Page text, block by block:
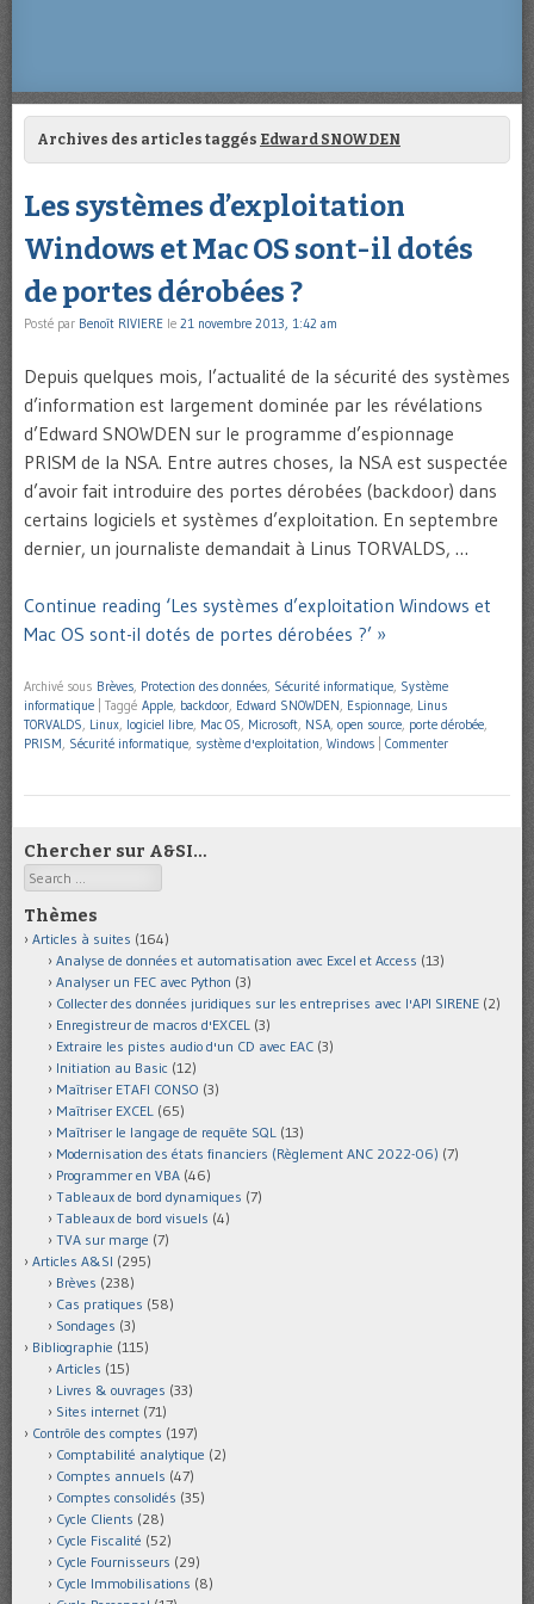
Archives des articles taggés Edward SNOWDEN
Les systèmes d’exploitation
Windows et Mac OS sont-il dotés
de portes dérobées ?
Posté par Benoît RIVIERE le 21 novembre 2013, 1:42 am
Depuis quelques mois, l’actualité de la sécurité des systèmes
d’information est largement dominée par les révélations
d’Edward SNOWDEN sur le programme d’espionnage
PRISM de la NSA. Entre autres choses, la NSA est suspectée
d’avoir fait introduire des portes dérobées (backdoor) dans
certains logiciels et systèmes d’exploitation. En septembre
dernier, un journaliste demandait à Linus TORVALDS, …
Continue reading ‘Les systèmes d’exploitation Windows et
Mac OS sont-il dotés de portes dérobées ?’ »
Archivé sous Brèves, Protection des données, Sécurité informatique, Système
informatique
Taggé Apple, backdoor, Edward SNOWDEN, Espionnage, Linus
TORVALDS, Linux, logiciel libre, Mac OS, Microsoft, NSA, open source, porte dérobée,
PRISM, Sécurité informatique, système d'exploitation, Windows Commenter
Chercher sur A&SI…
Search
Thèmes
Articles à suites (164)
Analyse de données et automatisation avec Excel et Access (13)
Analyser un FEC avec Python (3)
Collecter des données juridiques sur les entreprises avec l'API SIRENE (2)
Enregistreur de macros d'EXCEL (3)
Extraire les pistes audio d'un CD avec EAC (3)
Initiation au Basic (12)
Maîtriser ETAFI CONSO (3)
Maîtriser EXCEL (65)
Maîtriser le langage de requête SQL (13)
Modernisation des états financiers (Règlement ANC 2022-06) (7)
Programmer en VBA (46)
Tableaux de bord dynamiques (7)
Tableaux de bord visuels (4)
TVA sur marge (7)
Articles A&SI (295)
Brèves (238)
Cas pratiques (58)
Sondages (3)
Bibliographie (115)
Articles (15)
Livres & ouvrages (33)
Sites internet (71)
Contrôle des comptes (197)
Comptabilité analytique (2)
Comptes annuels (47)
Comptes consolidés (35)
Cycle Clients (28)
Cycle Fiscalité (52)
Cycle Fournisseurs (29)
Cycle Immobilisations (8)